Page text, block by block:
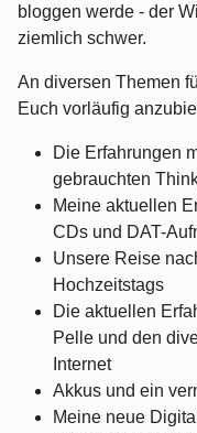
bloggen werde - der
ziemlich schwer.
An diversen Themen
Euch vorläufig
Die Erfahrungen
gebrauchten
Meine aktuellen
CDs und DAT-
Unsere Reise
Hochzeitstags
Die aktuellen
Pelle und den
Internet
Akkus und ein
Meine neue